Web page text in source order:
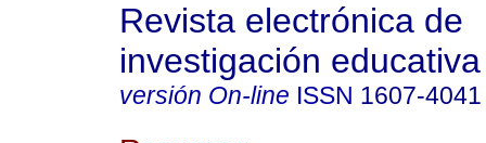
Revista electrónica de
investigación educativa
versión On-line ISSN 1607-4041